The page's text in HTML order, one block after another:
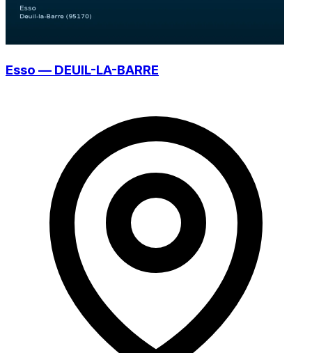
Esso — DEUIL-LA-BARRE